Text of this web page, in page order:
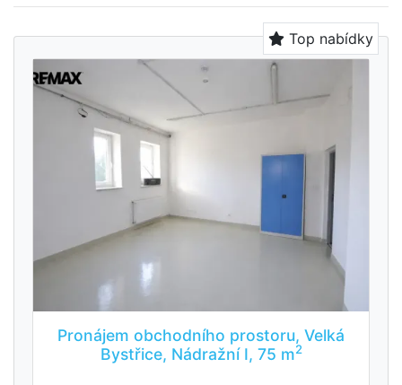
Top nabídky
Pronájem obchodního prostoru, Velká
Bystřice, Nádražní I, 75 m2